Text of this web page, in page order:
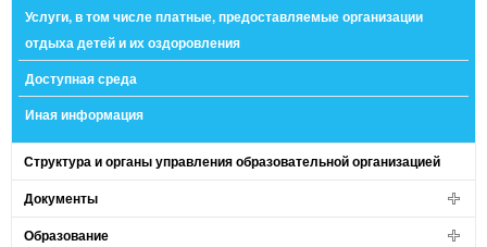
Услуги, в том числе платные, предоставляемые организации
отдыха детей и их оздоровления
Доступная среда
Иная информация
Структура и органы управления образовательной организацией
Документы
Образование